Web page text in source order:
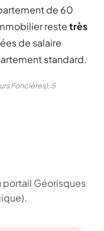
de 60
restetrès
de salaire
standard.
Foncières), 5
portail Géorisques